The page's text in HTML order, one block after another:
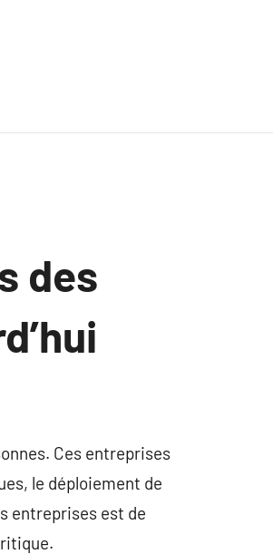
des
Ces entreprises
le déploiement de
entreprises est de